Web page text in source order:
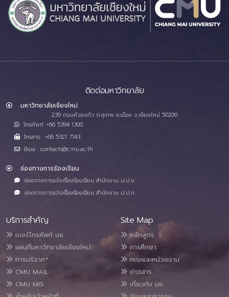
ติดต่อมหาวิทยาลัย
มหาวิทยาลัยเชียงใหม่
239 ถนนห้วยแก้ว ต.สุเทพ อ.เมือง จ.เชียงใหม่ 50200
โทรศัพท์ :+66 5394 1300
โทรสาร : +66 5321 7143
อีเมล : contacts@cmu.ac.th
ช่องทางการร้องเรียน
ช่องทางการแจ้งเรื่องร้องเรียน สำนักงาน ป.ป.ช.
ช่องทางการแจ้งเรื่องร้องเรียน สำนักงาน ป.ป.ท.
บริการสำคัญ
เบอร์โทรศัพท์ มช.
แผนที่มหาวิทยาลัยเชียงใหม่
การบริจาค*
CMU MAIL
CMU MIS
Site Map
หลักสูตร
การศึกษา
คณะและหน่วยงาน
ข่าวสาร
เกี่ยวกับ มช.